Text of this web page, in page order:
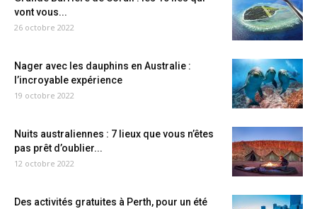
vont vous...
26 octobre 2022
Nager avec les dauphins en Australie :
l’incroyable expérience
19 octobre 2022
Nuits australiennes : 7 lieux que vous n’êtes
pas prêt d’oublier...
12 octobre 2022
Des activités gratuites à Perth, pour un été